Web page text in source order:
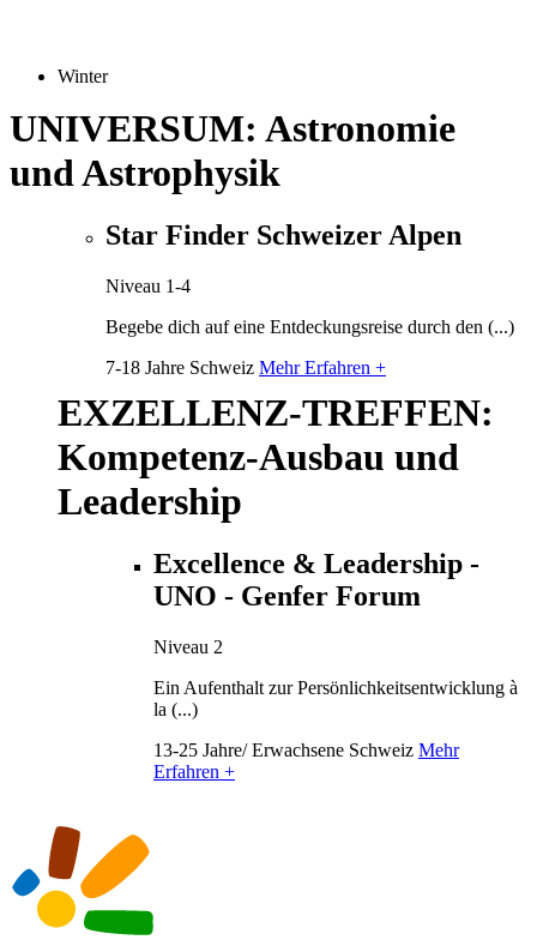
Winter
UNIVERSUM: Astronomie
und Astrophysik
Star Finder Schweizer Alpen
Niveau 1-4
Begebe dich auf eine Entdeckungsreise durch den (...)
7-18 Jahre Schweiz Mehr Erfahren +
EXZELLENZ-TREFFEN:
Kompetenz-Ausbau und
Leadership
Excellence & Leadership -
UNO - Genfer Forum
Niveau 2
Ein Aufenthalt zur Persönlichkeitsentwicklung à
la (...)
13-25 Jahre/ Erwachsene Schweiz Mehr
Erfahren +